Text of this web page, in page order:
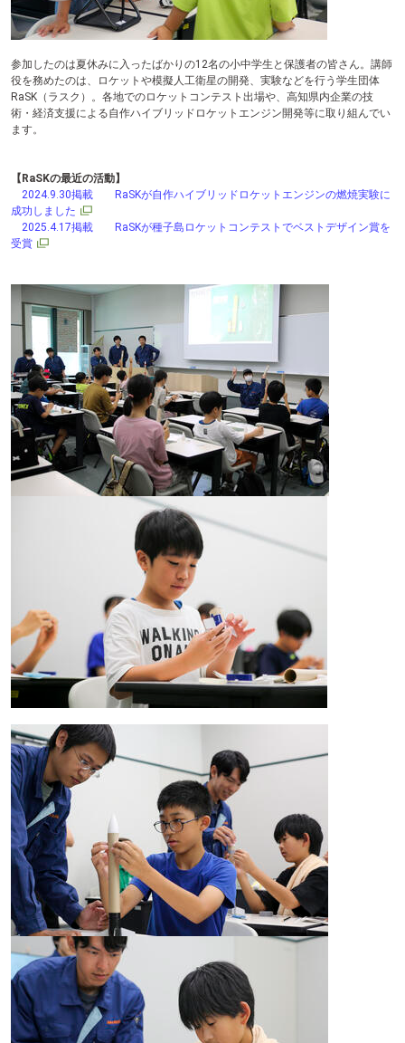
参加したのは夏休みに入ったばかりの12名の小中学生と保護者の皆さん。講師
役を務めたのは、ロケットや模擬人工衛星の開発、実験などを行う学生団体
RaSK（ラスク）。各地でのロケットコンテスト出場や、高知県内企業の技
術・経済支援による自作ハイブリッドロケットエンジン開発等に取り組んでい
ます。
【RaSKの最近の活動】
2024.9.30掲載 RaSKが自作ハイブリッドロケットエンジンの燃焼実験に
成功しました
2025.4.17掲載 RaSKが種子島ロケットコンテストでベストデザイン賞を
受賞